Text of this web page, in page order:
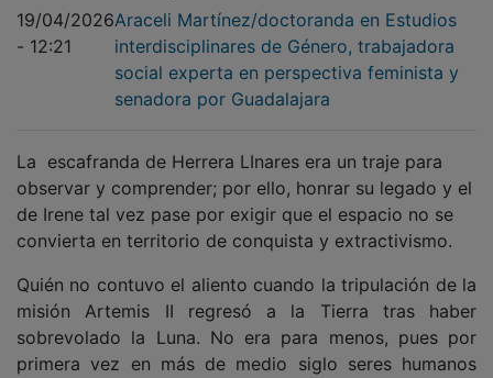
19/04/2026
- 12:21
Araceli Martínez/doctoranda en Estudios
interdisciplinares de Género, trabajadora
social experta en perspectiva feminista y
senadora por Guadalajara
La escafranda de Herrera LInares era un traje para
observar y comprender; por ello, honrar su legado y el
de Irene tal vez pase por exigir que el espacio no se
convierta en territorio de conquista y extractivismo.
Quién no contuvo el aliento cuando la tripulación de la
misión Artemis II regresó a la Tierra tras haber
sobrevolado la Luna. No era para menos, pues por
primera vez en más de medio siglo seres humanos